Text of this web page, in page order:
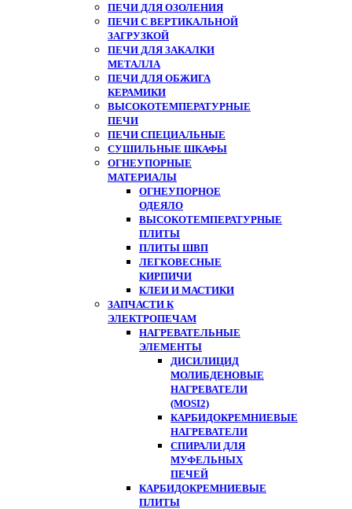
ПЕЧИ ДЛЯ ОЗОЛЕНИЯ
ПЕЧИ С ВЕРТИКАЛЬНОЙ
ЗАГРУЗКОЙ
ПЕЧИ ДЛЯ ЗАКАЛКИ
МЕТАЛЛА
ПЕЧИ ДЛЯ ОБЖИГА
КЕРАМИКИ
ВЫСОКОТЕМПЕРАТУРНЫЕ
ПЕЧИ
ПЕЧИ СПЕЦИАЛЬНЫЕ
СУШИЛЬНЫЕ ШКАФЫ
ОГНЕУПОРНЫЕ
МАТЕРИАЛЫ
ОГНЕУПОРНОЕ
ОДЕЯЛО
ВЫСОКОТЕМПЕРАТУРНЫЕ
ПЛИТЫ
ПЛИТЫ ШВП
ЛЕГКОВЕСНЫЕ
КИРПИЧИ
КЛЕИ И МАСТИКИ
ЗАПЧАСТИ К
ЭЛЕКТРОПЕЧАМ
НАГРЕВАТЕЛЬНЫЕ
ЭЛЕМЕНТЫ
ДИСИЛИЦИД
МОЛИБДЕНОВЫЕ
НАГРЕВАТЕЛИ
(MOSI2)
КАРБИДОКРЕМНИЕВЫЕ
НАГРЕВАТЕЛИ
СПИРАЛИ ДЛЯ
МУФЕЛЬНЫХ
ПЕЧЕЙ
КАРБИДОКРЕМНИЕВЫЕ
ПЛИТЫ